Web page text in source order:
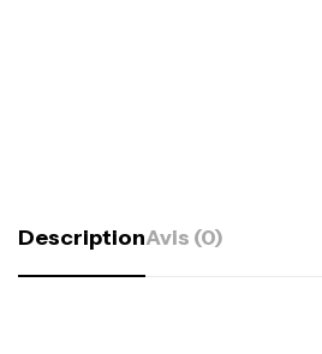
DescriptionAvis (0)